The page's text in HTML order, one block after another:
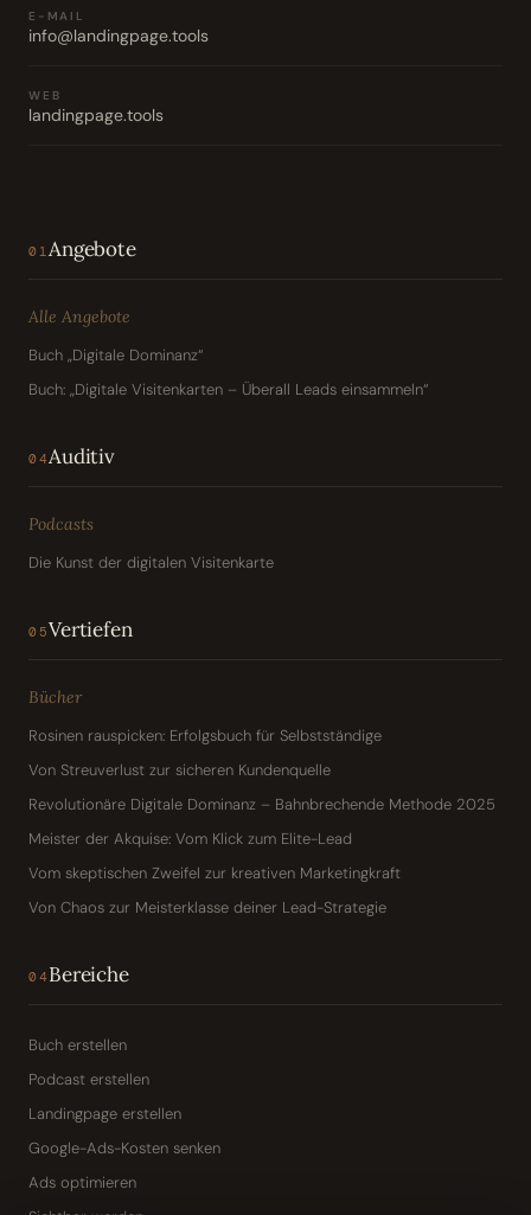
E-MAIL
info@landingpage.tools
WEB
landingpage.tools
01 Angebote
Alle Angebote
Buch „Digitale Dominanz“
Buch: „Digitale Visitenkarten – Überall Leads einsammeln“
04Auditiv
Podcasts
Die Kunst der digitalen Visitenkarte
05Vertiefen
Bücher
Rosinen rauspicken: Erfolgsbuch für Selbstständige
Von Streuverlust zur sicheren Kundenquelle
Revolutionäre Digitale Dominanz – Bahnbrechende Methode 2025
Meister der Akquise: Vom Klick zum Elite-Lead
Vom skeptischen Zweifel zur kreativen Marketingkraft
Von Chaos zur Meisterklasse deiner Lead-Strategie
04Bereiche
Buch erstellen
Podcast erstellen
Landingpage erstellen
Google-Ads-Kosten senken
Ads optimieren